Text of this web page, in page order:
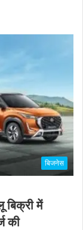
बिजनेस
बिक्री में
की